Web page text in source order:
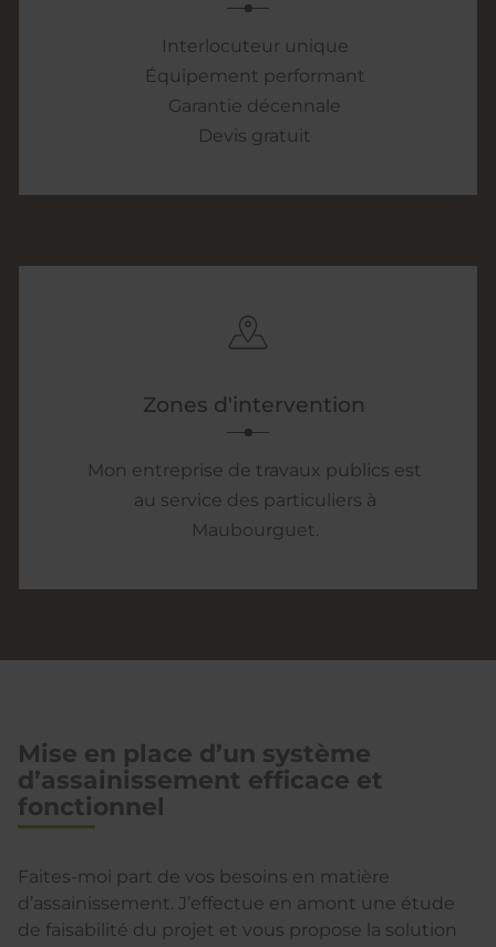
Interlocuteur unique
Équipement performant
Garantie décennale
Devis gratuit
Zones d'intervention
Mon entreprise de travaux publics est
au service des particuliers à
Maubourguet.
Mise en place d’un système
d’assainissement efficace et
fonctionnel
Faites-moi part de vos besoins en matière
d’assainissement. J’effectue en amont une étude
de faisabilité du projet et vous propose la solution